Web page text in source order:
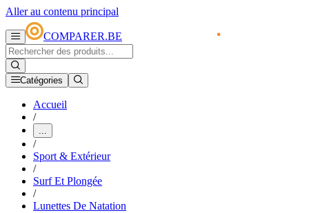
Aller au contenu principal
COMPARER.BE
Catégories
Accueil
/
...
/
Sport & Extérieur
/
Surf Et Plongée
/
Lunettes De Natation